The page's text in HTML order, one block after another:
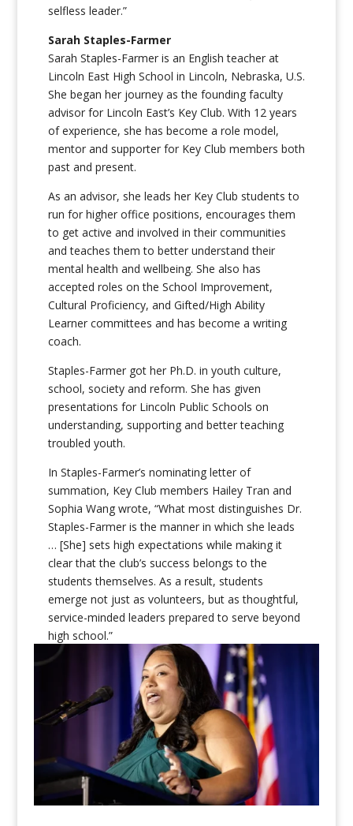
selfless leader.”
Sarah Staples-Farmer
Sarah Staples-Farmer is an English teacher at
Lincoln East High School in Lincoln, Nebraska, U.S.
She began her journey as the founding faculty
advisor for Lincoln East’s Key Club. With 12 years
of experience, she has become a role model,
mentor and supporter for Key Club members both
past and present.
As an advisor, she leads her Key Club students to
run for higher office positions, encourages them
to get active and involved in their communities
and teaches them to better understand their
mental health and wellbeing. She also has
accepted roles on the School Improvement,
Cultural Proficiency, and Gifted/High Ability
Learner committees and has become a writing
coach.
Staples-Farmer got her Ph.D. in youth culture,
school, society and reform. She has given
presentations for Lincoln Public Schools on
understanding, supporting and better teaching
troubled youth.
In Staples-Farmer’s nominating letter of
summation, Key Club members Hailey Tran and
Sophia Wang wrote, “What most distinguishes Dr.
Staples-Farmer is the manner in which she leads
… [She] sets high expectations while making it
clear that the club’s success belongs to the
students themselves. As a result, students
emerge not just as volunteers, but as thoughtful,
service-minded leaders prepared to serve beyond
high school.”